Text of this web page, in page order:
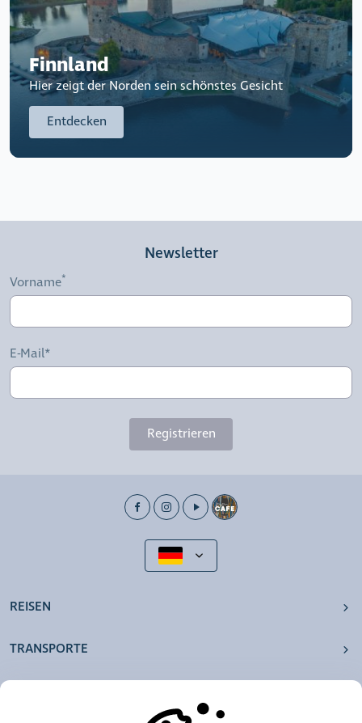
Finnland
Hier zeigt der Norden sein schönstes Gesicht
Entdecken
Newsletter
Vorname
E-Mail*
Registrieren
REISEN
TRANSPORTE